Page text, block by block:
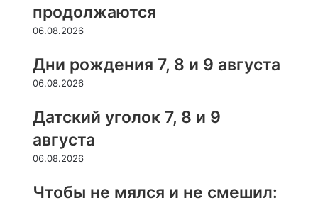
продолжаются
06.08.2026
Дни рождения 7, 8 и 9 августа
06.08.2026
Датский уголок 7, 8 и 9
августа
06.08.2026
Чтобы не мялся и не смешил: